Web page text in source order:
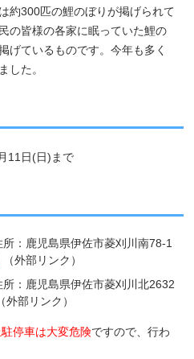
約300匹の鯉のぼりが掲げられて
の皆様の各家に眠っていた鯉の
げているものです。今年も多く
した。
11日(日)まで
：鹿児島県伊佐市菱刈川南78-1
（外部リンク）
：鹿児島県伊佐市菱刈川北2632
（外部リンク）
停車は大変危険ですので、行わ